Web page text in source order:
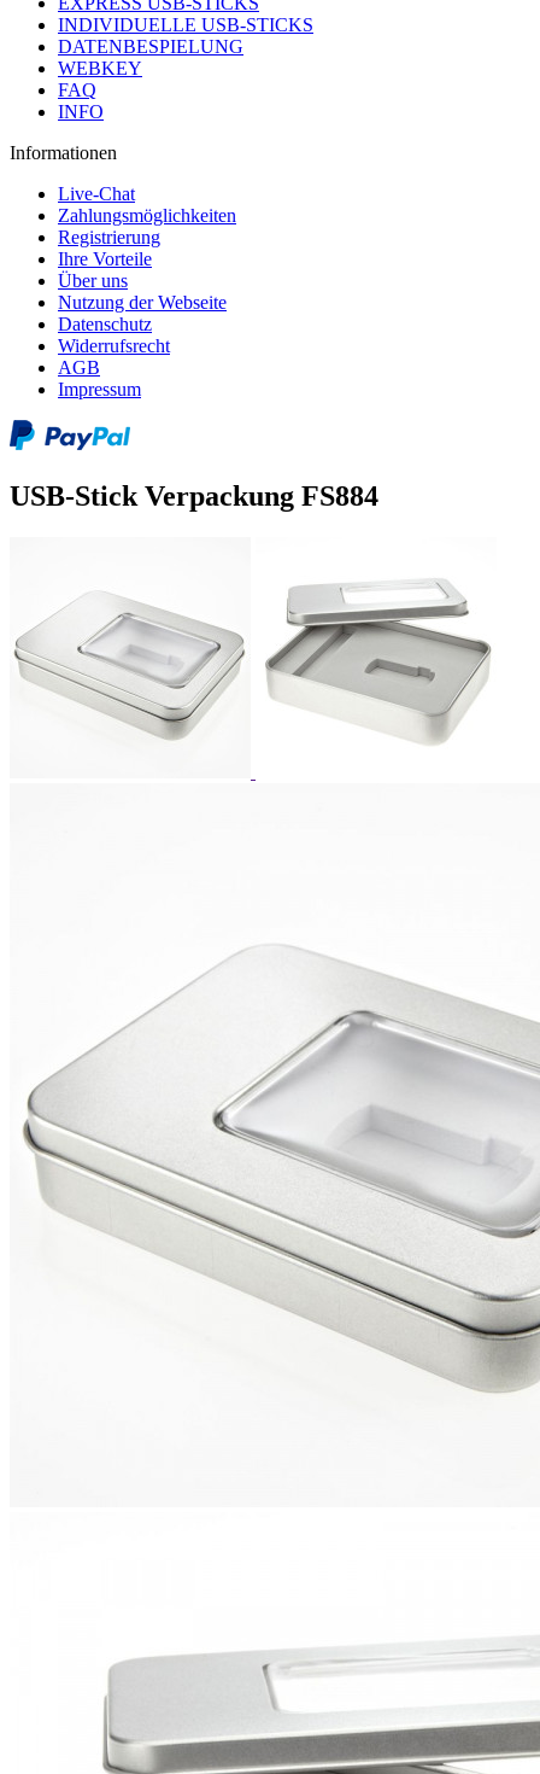
INDIVIDUELLE USB-STICKS
DATENBESPIELUNG
WEBKEY
FAQ
INFO
Informationen
Live-Chat
Zahlungsmöglichkeiten
Registrierung
Ihre Vorteile
Über uns
Nutzung der Webseite
Datenschutz
Widerrufsrecht
AGB
Impressum
USB-Stick Verpackung FS884